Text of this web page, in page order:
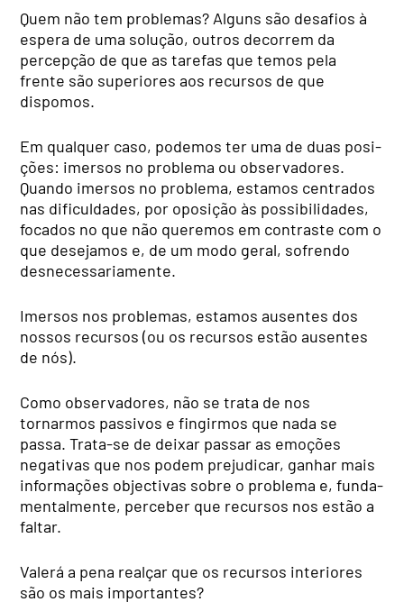
Quem não tem problemas? Alguns são desafios à
espera de uma solução, outros decor­rem da
percepção de que as tarefas que temos pela
frente são superiores aos recursos de que
dispomos.
Em qualquer caso, pode­mos ter uma de duas posi­
ções: imersos no problema ou observadores.
Quando imersos no problema, esta­mos centrados
nas dificulda­des, por oposição às possibi­lidades,
focados no que não queremos em contraste com o
que desejamos e, de um modo geral, sofrendo
desnecessaria­mente.
Imersos nos problemas, estamos ausentes dos
nossos recursos (ou os recursos estão ausentes
de nós).
Como observadores, não se trata de nos
tornarmos passi­vos e fingirmos que nada se
passa. Trata-se de deixar pas­sar as emoções
negativas que nos podem prejudicar, ganhar mais
informações objectivas sobre o problema e, funda­
mentalmente, perceber que recursos nos estão a
faltar.
Valerá a pena realçar que os recursos interiores
são os mais importantes?